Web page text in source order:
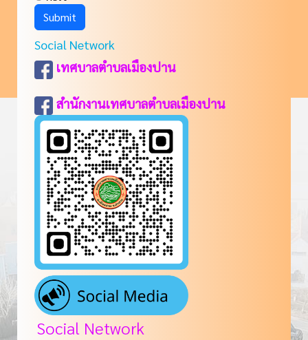
Social Network
เทศบาลตำบลเมืองปาน
สำนักงานเทศบาลตำบลเมืองปาน
Social Network